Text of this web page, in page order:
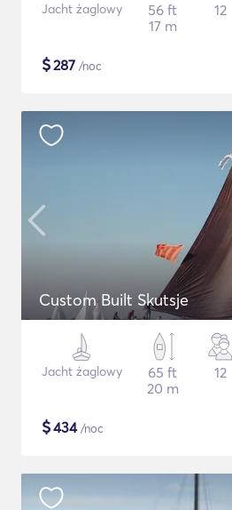
Jacht żaglowy
56 ft
17 m
12
$287 /noc
Custom Built Skutsje
Jacht żaglowy
65 ft
20 m
12
$434/noc